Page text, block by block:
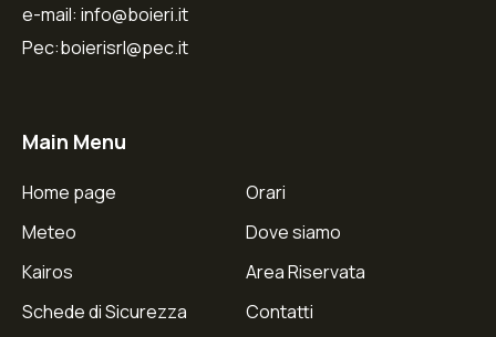
e-mail: info@boieri.it
Pec:boierisrl@pec.it
Main Menu
Home page
Meteo
Kairos
Schede di Sicurezza
Orari
Dove siamo
Area Riservata
Contatti